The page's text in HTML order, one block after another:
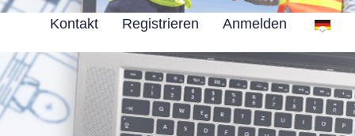
Kontakt Registrieren Anmelden